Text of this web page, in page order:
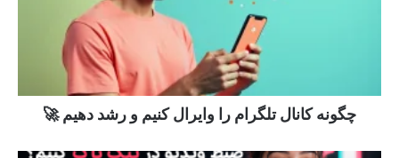
چگونه کانال تلگرام را وایرال کنیم و رشد دهیم 🚀